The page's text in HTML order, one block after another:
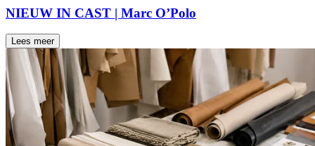
NIEUW IN CAST | Marc O’Polo
Lees meer